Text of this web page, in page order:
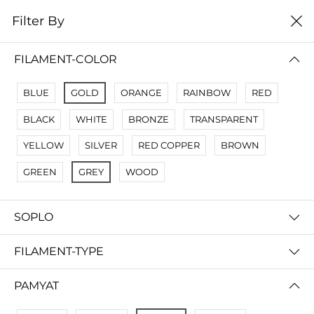
0
No Results
Not Found Filters1
Not Found Filters2
Filter By
FILAMENT-COLOR
BLUE GOLD ORANGE RAINBOW RED
BLACK WHITE BRONZE TRANSPARENT
YELLOW SILVER RED COPPER BROWN
GREEN GREY WOOD
SOPLO
FILAMENT-TYPE
PAMYAT